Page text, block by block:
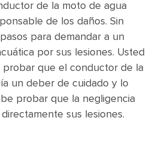
de la moto de agua
de los daños. Sin
para demandar a un
por sus lesiones. Usted
que el conductor de la
un deber de cuidado y lo
probar que la negligencia
sus lesiones.